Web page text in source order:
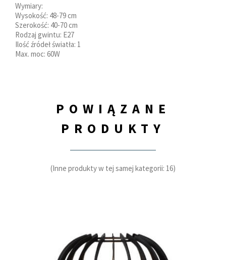
Wymiary:
Wysokość: 48-79 cm
Szerokość: 40-70 cm
Rodzaj gwintu: E27
Ilość źródeł światła: 1
Max. moc: 60W
POWIĄZANE
PRODUKTY
(Inne produkty w tej samej kategorii: 16)